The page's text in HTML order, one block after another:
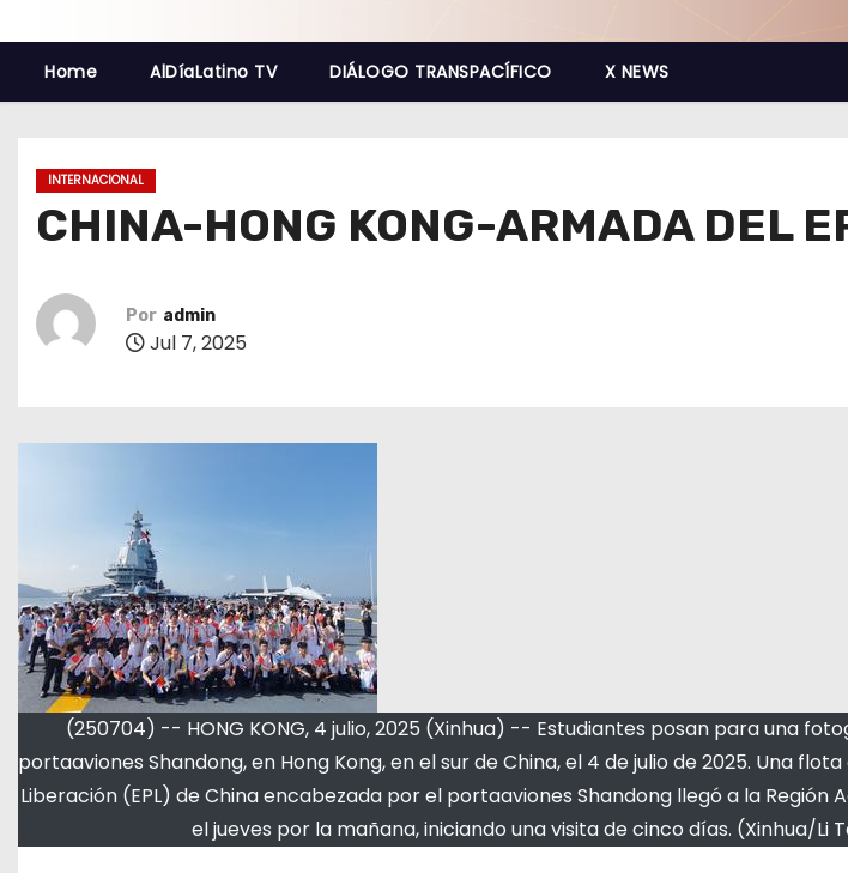
Home AlDíaLatino TV DIÁLOGO TRANSPACÍFICO X NEWS
INTERNACIONAL
CHINA-HONG KONG-ARMADA DEL
Por admin
Jul 7, 2025
(250704) -- HONG KONG, 4 julio, 2025 (Xinhua) -- Estudiantes posan para una
portaaviones Shandong, en Hong Kong, en el sur de China, el 4 de julio de 2025. Una
Liberación (EPL) de China encabezada por el portaaviones Shandong llegó a la Región
el jueves por la mañana, iniciando una visita de cinco días. (Xinhua/Li